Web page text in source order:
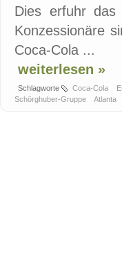
Dies erfuhr das
Konzessionäre
Coca-Cola ...
weiterlesen »
Schlagworte Coca-Cola
Schörghuber-Gruppe
Atlanta